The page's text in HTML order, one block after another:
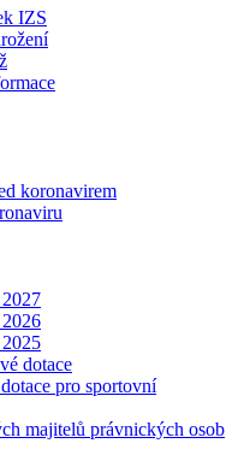
IZS
koronavirem
dotace
pro sportovní
majitelů právnických osob